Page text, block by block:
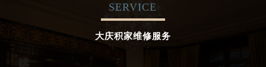
SERVICE
大庆积家维修服务